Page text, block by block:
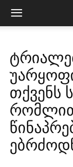
თქვენს